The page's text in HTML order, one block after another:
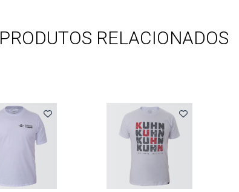
PRODUTOS RELACIONADOS